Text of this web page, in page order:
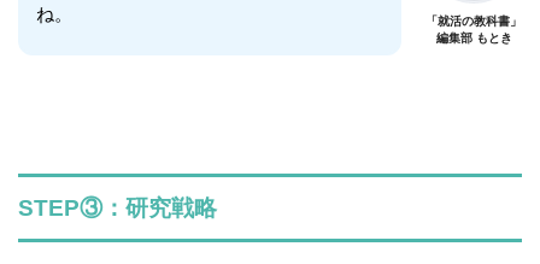
ね。
「就活の教科書」
編集部 もとき
STEP③：研究戦略